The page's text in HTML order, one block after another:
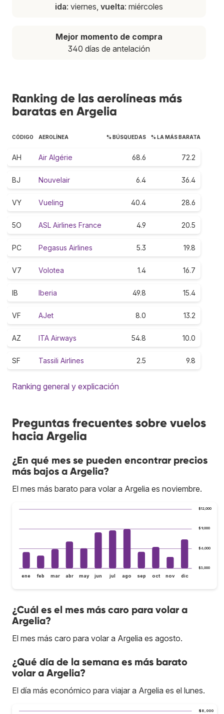
ida: viernes, vuelta: miércoles
Mejor momento de compra
340 días de antelación
Ranking de las aerolíneas más
baratas en Argelia
CÓDIGO AEROLÍNEA % BÚSQUEDAS % LA MÁS BARATA
AH Air Algérie 68.6 72.2
BJ Nouvelair 6.4 36.4
VY Vueling 40.4 28.6
5O ASL Airlines France 4.9 20.5
PC Pegasus Airlines 5.3 19.8
V7 Volotea 1.4 16.7
IB Iberia 49.8 15.4
VF AJet 8.0 13.2
AZ ITA Airways 54.8 10.0
SF Tassili Airlines 2.5 9.8
Ranking general y explicación
Preguntas frecuentes sobre vuelos
hacia Argelia
¿En qué mes se pueden encontrar precios
más bajos a Argelia?
El mes más barato para volar a Argelia es noviembre.
$3,000
$6,000
$9,000
$12,000
ene feb mar abr may jun jul ago sep oct nov dic
¿Cuál es el mes más caro para volar a
Argelia?
El mes más caro para volar a Argelia es agosto.
¿Qué día de la semana es más barato
volar a Argelia?
El día más económico para viajar a Argelia es el lunes.
$8,000